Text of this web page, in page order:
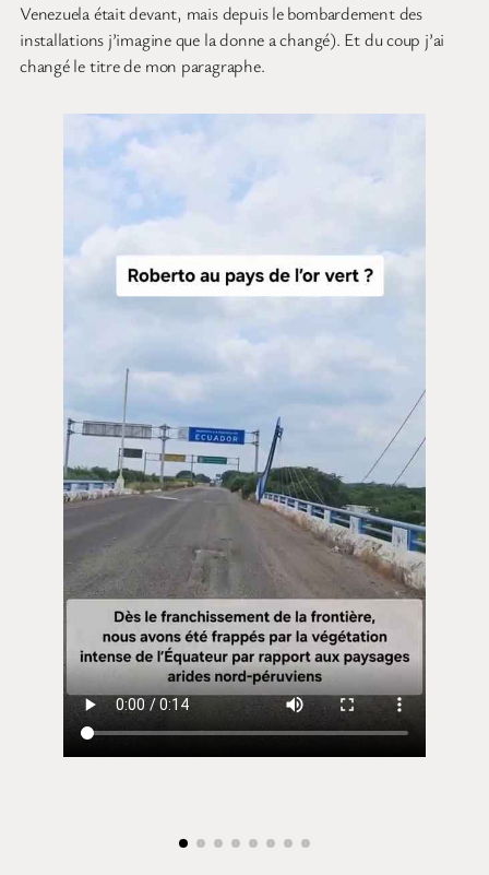
Venezuela était devant, mais depuis le bombardement des
installations j’imagine que la donne a changé). Et du coup j’ai
changé le titre de mon paragraphe.